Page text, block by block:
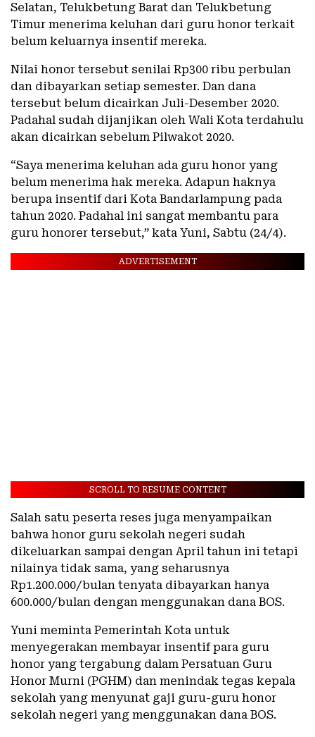
Selatan, Telukbetung Barat dan Telukbetung
Timur menerima keluhan dari guru honor terkait
belum keluarnya insentif mereka.
Nilai honor tersebut senilai Rp300 ribu perbulan
dan dibayarkan setiap semester. Dan dana
tersebut belum dicairkan Juli-Desember 2020.
Padahal sudah dijanjikan oleh Wali Kota terdahulu
akan dicairkan sebelum Pilwakot 2020.
“Saya menerima keluhan ada guru honor yang
belum menerima hak mereka. Adapun haknya
berupa insentif dari Kota Bandarlampung pada
tahun 2020. Padahal ini sangat membantu para
guru honorer tersebut,” kata Yuni, Sabtu (24/4).
ADVERTISEMENT
SCROLL TO RESUME CONTENT
Salah satu peserta reses juga menyampaikan
bahwa honor guru sekolah negeri sudah
dikeluarkan sampai dengan April tahun ini tetapi
nilainya tidak sama, yang seharusnya
Rp1.200.000/bulan tenyata dibayarkan hanya
600.000/bulan dengan menggunakan dana BOS.
Yuni meminta Pemerintah Kota untuk
menyegerakan membayar insentif para guru
honor yang tergabung dalam Persatuan Guru
Honor Murni (PGHM) dan menindak tegas kepala
sekolah yang menyunat gaji guru-guru honor
sekolah negeri yang menggunakan dana BOS.